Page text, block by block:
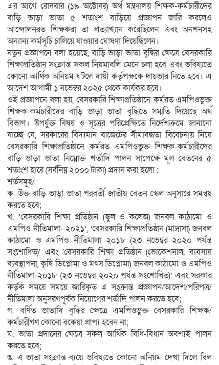
এর আগে রোববার (১৯ অক্টোবর) অর্থ মন্ত্রণালয় শিক্ষক-কর্মচারীদের
বাড়ি ভাড়া ভাতা ৫ শতাংশ বাড়িয়ে প্রজ্ঞাপন জারি করলেও
আন্দোলনরত শিক্ষকরা তা প্রত্যাখ্যান করেছিলেন এবং অনশনসহ
অন্যান্য কর্মসূচি চালিয়ে যাওয়ার ঘোষণা দিয়েছিলেন।
নতুন প্রজ্ঞাপনে বলা হয়েছে, বাড়ি ভাড়া ভাতা বৃদ্ধির ক্ষেত্রে বেসরকারি
শিক্ষাপ্রতিষ্ঠান সংক্রান্ত সকল নিয়মাবলি মেনে চলা হবে এবং ভবিষ্যতে
কোনো আর্থিক অনিয়ম ঘটলে দায়ী কর্তৃপক্ষকে দায়ভার নিতে হবে। এ
আদেশ আগামী ১ নভেম্বর ২০২৫ থেকে কার্যকর হবে।
ওই প্রজ্ঞাপনে বলা হয়, বেসরকারি শিক্ষাপ্রতিষ্ঠানে কর্মরত এমপিওভুক্ত
শিক্ষক-কর্মচারীদের বাড়ি ভাড়া ভাতা বৃদ্ধিতে সম্মতি দিয়েছে অর্থ
বিভাগ। উপর্যুক্ত বিষয় ও সূত্রের পরিপ্রেক্ষিতে নির্দেশক্রমে জানানো
যাচ্ছে যে, সরকারের বিদ্যমান বাজেটের সীমাবদ্ধতা বিবেচনায় নিয়ে
বেসরকারি শিক্ষাপ্রতিষ্ঠানে কর্মরত এমপিওভুক্ত শিক্ষক-কর্মচারীদের
বাড়ি ভাড়া ভাতা নিম্নোক্ত শর্তাদি পালন সাপেক্ষে মূল বেতনের ৫
শতাংশ হারে (সর্বনিম্ন ২০০০ টাকা) প্রদান করা হলো :
শর্তসমূহ/
ক. উক্ত বাড়ি ভাড়া ভাতা পরবর্তী জাতীয় বেতন স্কেল অনুসারে সমন্বয়
করতে হবে;
খ. ‘বেসরকারি শিক্ষা প্রতিষ্ঠান (স্কুল ও কলেজ) জনবল কাঠামো ও
এমপিও নীতিমালা- ২০২১’, ‘বেসরকারি শিক্ষাপ্রতিষ্ঠান (মাদ্রাসা) জনবল
কাঠামো ও এমপিও নীতিমালা ২০১৮ (২৩ নভেম্বর ২০২০ পর্যন্ত
সংশোধিত)’ এবং ‘বেসরকারি শিক্ষা প্রতিষ্ঠান (ভোকেশনাল, ব্যবসায়
ব্যবস্থাপনা, কৃষি ডিপ্লোমা ও মৎস ডিপ্লোমা) জনবল কাঠামো ও এমপিও
নীতিমালা-২০১৮ (২৩ নভেম্বর ২০২০ পর্যন্ত সংশোধিত)’ এবং সরকার
কর্তৃক সময়ে সময়ে জারিকৃত এ সংক্রান্ত প্রজ্ঞাপন/আদেশ/পরিপত্র/
নীতিমালা অনুসরণপূর্বক নিয়োগের শর্তাদি পালন করতে হবে;
গ. বর্ণিত ভাতাদি বৃদ্ধির ক্ষেত্রে এমপিওভুক্ত বেসরকারি শিক্ষক/
কর্মচারীগণ কোনো বকেয়া প্রাপ্য হবেন না;
ঘ. ভাতা প্রদানের ক্ষেত্রে সকল আর্থিক বিধি-বিধান অবশ্যই পালন
করতে হবে;
ঙ. এ ভাতা সংক্রান্ত ব্যয়ে ভবিষ্যতে কোনো অনিয়ম দেখা দিলে বিল